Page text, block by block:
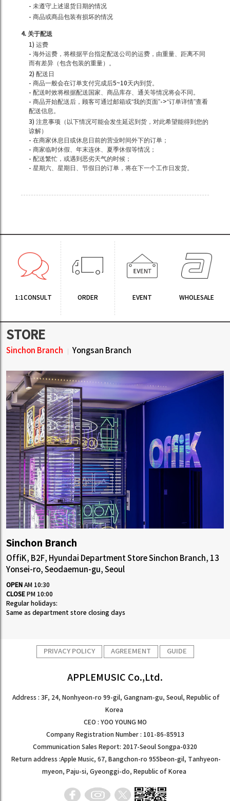
- 未遵守上述退货日期的情况
- 商品或商品包装有损坏的情况
4. 关于配送
1) 运费
- 海外运费，将根据平台指定配送公司的运费，由重量、距离不同
而有差异（包含包装的重量）。
2) 配送日
- 商品一般会在订单支付完成后5~10天内到货。
- 配送时效将根据配送国家、商品库存、通关等情况将会不同。
- 商品开始配送后，顾客可通过邮箱或“我的页面”->“订单详情”查看
配送信息。
3) 注意事项（以下情况可能会发生延迟到货，对此希望能得到您的
谅解）
- 在商家休息日或休息日前的营业时间外下的订单；
- 商家临时休假、年末连休、夏季休假等情况；
- 配送繁忙，或遇到恶劣天气的时候；
- 星期六、星期日、节假日的订单，将在下一个工作日发货。
1:1CONSULT ORDER EVENT WHOLESALE
STORE
Sinchon Branch Yongsan Branch
Sinchon Branch
OffiK, B2F, Hyundai Department Store Sinchon Branch, 13
Yonsei-ro, Seodaemun-gu, Seoul
OPEN AM 10:30
CLOSE PM 10:00
Regular holidays:
Same as department store closing days
PRIVACY POLICY AGREEMENT GUIDE
APPLEMUSIC Co.,Ltd.
Address : 3F, 24, Nonhyeon-ro 99-gil, Gangnam-gu, Seoul, Republic of
Korea
CEO : YOO YOUNG MO
Company Registration Number : 101-86-85913
Communication Sales Report: 2017-Seoul Songpa-0320
Return address :Apple Music, 67, Bangchon-ro 955beon-gil, Tanhyeon-
myeon, Paju-si, Gyeonggi-do, Republic of Korea